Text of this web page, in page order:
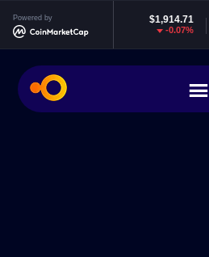
Powered by
Ethereum
ETH
Neo
NEO